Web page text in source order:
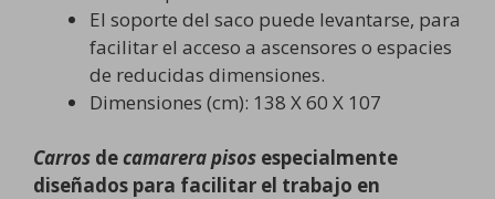
El soporte del saco puede levantarse, para
facilitar el acceso a ascensores o espacies
de reducidas dimensiones.
Dimensiones (cm): 138 X 60 X 107
Carros decamarera pisos especialmente
diseñados para facilitar el trabajo en